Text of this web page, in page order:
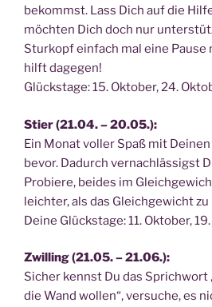
bekommst. Lass Dich auf die
möch­ten Dich doch nur
Stur­kopf ein­fach mal eine Pau­se
hilft dage­gen!
Glücks­ta­ge: 15. Okto­ber, 24.
Stier (21.04. – 20.05.):
Ein Monat vol­ler Spaß mit
bevor. Dadurch ver­nach­läs­sigst
Pro­bie­re, bei­des im
leich­ter, als das Gleich­ge­wicht zu
Dei­ne Glücks­ta­ge: 11. Okto­ber,
Zwil­ling (21.05. – 21.06.):
Sicher kennst Du das Sprich­wort
die Wand wol­len“, ver­su­che, es